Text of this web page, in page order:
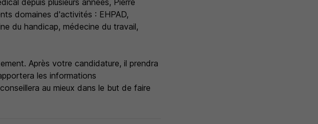
depuis plusieurs années, Pierre
domaines d'activités : EHPAD,
du handicap, médecine du travail,
Après votre candidature, il prendra
les informations
au mieux dans le but de faire